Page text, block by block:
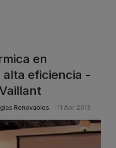
en
eficiencia -
Renovables 11 Abr 2013